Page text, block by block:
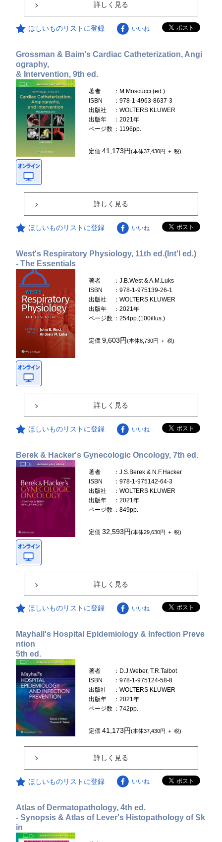
詳しく見る
ほしいものリストに登録 いいね
Grossman & Baim's Cardiac Catheterization, Angi
ography,
& Intervention, 9th ed.
著者
：M.Moscucci (ed.)
ISBN
：978-1-4963-8637-3
出版社
：WOLTERS KLUWER
出版年
：2021年
ページ数 ：1196pp.
定価41,173円(本体37,430円 ＋ 税)
詳しく見る
ほしいものリストに登録 いいね
West's Respiratory Physiology, 11th ed.(Int'l ed.)
- The Essentials
著者
：J.B.West & A.M.Luks
ISBN
：978-1-975139-26-1
出版社
：WOLTERS KLUWER
出版年
：2021年
ページ数 ：254pp.(100illus.)
定価9,603円(本体8,730円 ＋ 税)
詳しく見る
ほしいものリストに登録 いいね
Berek & Hacker's Gynecologic Oncology, 7th ed.
著者
：J.S.Berek & N.F.Hacker
ISBN
：978-1-975142-64-3
出版社
：WOLTERS KLUWER
出版年
：2021年
ページ数 ：849pp.
定価32,593円(本体29,630円 ＋ 税)
詳しく見る
ほしいものリストに登録 いいね
Mayhall's Hospital Epidemiology & Infection Preve
ntion
5th ed.
著者
：D.J.Weber, T.R.Talbot
ISBN
：978-1-975124-58-8
出版社
：WOLTERS KLUWER
出版年
：2021年
ページ数 ：742pp.
定価41,173円(本体37,430円 ＋ 税)
詳しく見る
ほしいものリストに登録 いいね
Atlas of Dermatopathology, 4th ed.
- Synopsis & Atlas of Lever's Histopathology of Sk
in